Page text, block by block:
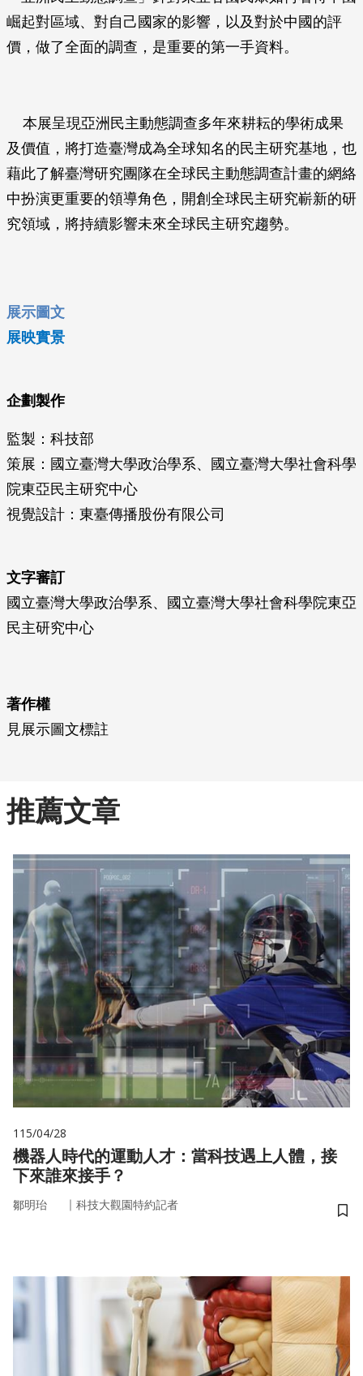
崛起對區域、對自己國家的影響，以及對於中國的評
價，做了全面的調查，是重要的第一手資料。
本展呈現亞洲民主動態調查多年來耕耘的學術成果
及價值，將打造臺灣成為全球知名的民主研究基地，也
藉此了解臺灣研究團隊在全球民主動態調查計畫的網絡
中扮演更重要的領導角色，開創全球民主研究嶄新的研
究領域，將持續影響未來全球民主研究趨勢。
展示圖文
展映實景
企劃製作
監製：科技部
策展：國立臺灣大學政治學系、國立臺灣大學社會科學
院東亞民主研究中心
視覺設計：東臺傳播股份有限公司
文字審訂
國立臺灣大學政治學系、國立臺灣大學社會科學院東亞
民主研究中心
著作權
見展示圖文標註
推薦文章
115/04/28
機器人時代的運動人才：當科技遇上人體，接
下來誰來接手？
鄒明珆 ｜ 科技大觀園特約記者
儲